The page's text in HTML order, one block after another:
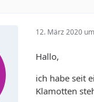
12. März 2020
Hallo,
ich habe seit
Klamotten